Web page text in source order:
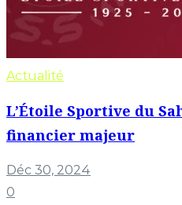
Actualité
L’Étoile Sportive du
financier majeur
Déc 30, 2024
0